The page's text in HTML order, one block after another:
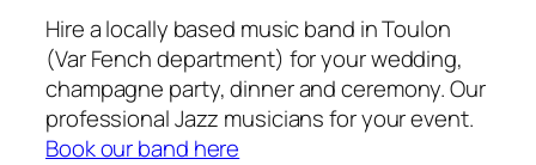
Hire a locally based music band in Toulon
(Var Fench department) for your wedding,
champagne party, dinner and ceremony. Our
professional Jazz musicians for your event.
Book our band here